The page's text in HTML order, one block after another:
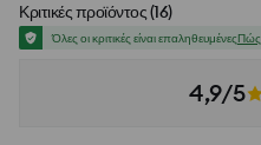
Κριτικές προϊόντος(16)
Όλες οι κριτικές είναι επαληθευμένεςΠώς
4,9/5